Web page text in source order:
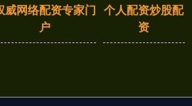
威网络配资专家门
户
个人配资炒股配
资